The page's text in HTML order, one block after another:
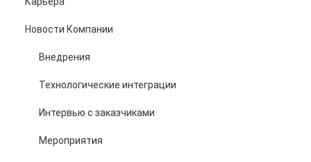
Новости Компании
Внедрения
Технологические интеграции
Интервью с заказчиками
Мероприятия